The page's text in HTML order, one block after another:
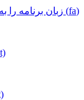
(fa) زبان برنامه را به فارسی تغییر دهید